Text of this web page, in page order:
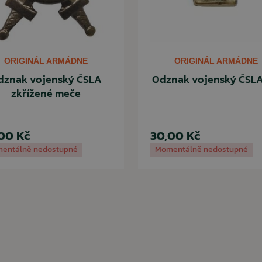
ORIGINÁL ARMÁDNE
vojenský ČSLA
zkřížené meče
Kč
nedostupné
ORIGINÁL ARMÁDNE
Odznak vojenský
30,00 Kč
Momentálně nedostupné